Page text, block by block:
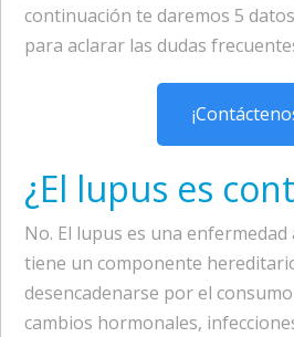
continuación te daremos 5
para aclarar las dudas
¿El lupus es
No. El lupus es una
tiene un componente
desencadenarse por el
cambios hormonales,